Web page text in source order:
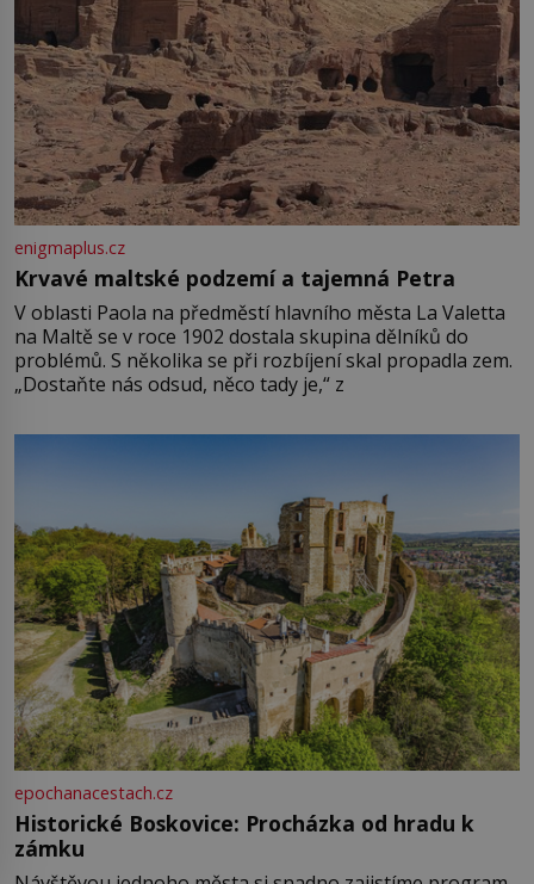
enigmaplus.cz
Krvavé maltské podzemí a tajemná Petra
V oblasti Paola na předměstí hlavního města La Valetta
na Maltě se v roce 1902 dostala skupina dělníků do
problémů. S několika se při rozbíjení skal propadla zem.
„Dostaňte nás odsud, něco tady je,“ z
epochanacestach.cz
Historické Boskovice: Procházka od hradu k
zámku